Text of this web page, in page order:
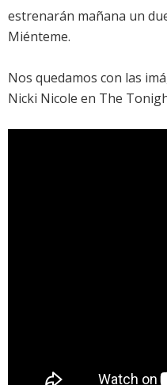
estrenarán mañana un
Miénteme.
Nos quedamos con las
Nicki Nicole en The